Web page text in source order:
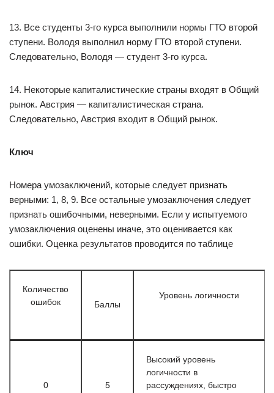
13. Все студенты 3-го курса выполнили нормы ГТО второй
ступени. Володя выполнил норму ГТО второй ступени.
Следовательно, Володя — студент 3-го курса.
14. Некоторые капиталистические страны входят в Общий
рынок. Австрия — капиталистическая страна.
Следовательно, Австрия входит в Общий рынок.
Ключ
Номера умозаключений, которые следует признать
верными: 1, 8, 9. Все остальные умозаключения следует
признать ошибочными, неверными. Если у испытуемого
умозаключения оценены иначе, это оценивается как
ошибки. Оценка результатов проводится по таблице
Количество
ошибок
Баллы
Уровень логичности
0 5
Высокий уровень
логичности в
рассуждениях, быстро